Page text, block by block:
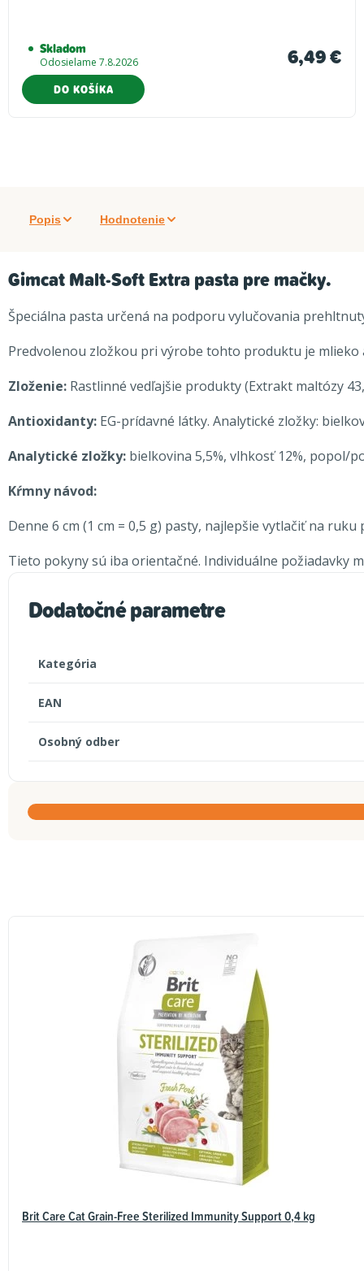
Skladom
Odosielame 7.8.2026 6,49 €
DO KOŠÍKA
Popis Hodnotenie
Gimcat Malt-Soft Extra pasta pre mačky.
Špeciálna pasta určená na podporu vylučovania
Predvolenou zložkou pri výrobe tohto produktu je mlieko
Zloženie: Rastlinné vedľajšie produkty (Extrakt maltózy
Antioxidanty: EG-prídavné látky. Analytické zložky:
Analytické zložky: bielkovina 5,5%, vlhkosť 12%, popol/
Kŕmny návod:
Denne 6 cm (1 cm = 0,5 g) pasty, najlepšie vytlačiť na
Tieto pokyny sú iba orientačné. Individuálne požiadavky
Dodatočné parametre
Kategória
EAN
Osobný odber
Brit Care Cat Grain-Free Sterilized Immunity Support 0,4 kg